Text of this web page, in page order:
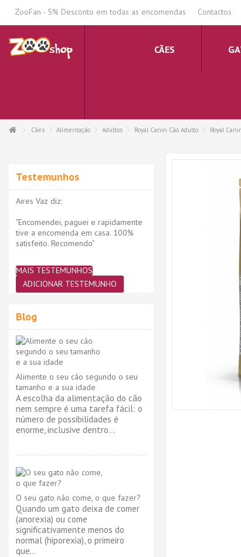
ZooFan - 5% Desconto em todas as encomendas Contactos
CÃES
Cães Alimentação Adultos Royal Canin Cão Adulto Royal
Testemunhos
Aires Vaz diz:
"Encomendei, paguei e rapidamente
tive a encomenda em casa. 100%
satisfeito. Recomendo"
MAIS TESTEMUNHOS
ADICIONAR TESTEMUNHO
Blog
Alimente o seu cão segundo o seu
tamanho e a sua idade
A escolha da alimentação do cão
nem sempre é uma tarefa fácil: o
número de possibilidades é
enorme, inclusive dentro...
O seu gato não come, o que fazer?
Quando um gato deixa de comer
(anorexia) ou come
significativamente menos do
normal (hiporexia), o primeiro
que...